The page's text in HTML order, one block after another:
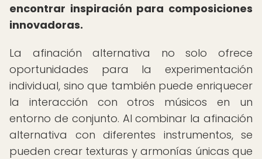
encontrar inspiración para composiciones
innovadoras.
La afinación alternativa no solo ofrece
oportunidades para la experimentación
individual, sino que también puede enriquecer
la interacción con otros músicos en un
entorno de conjunto. Al combinar la afinación
alternativa con diferentes instrumentos, se
pueden crear texturas y armonías únicas que